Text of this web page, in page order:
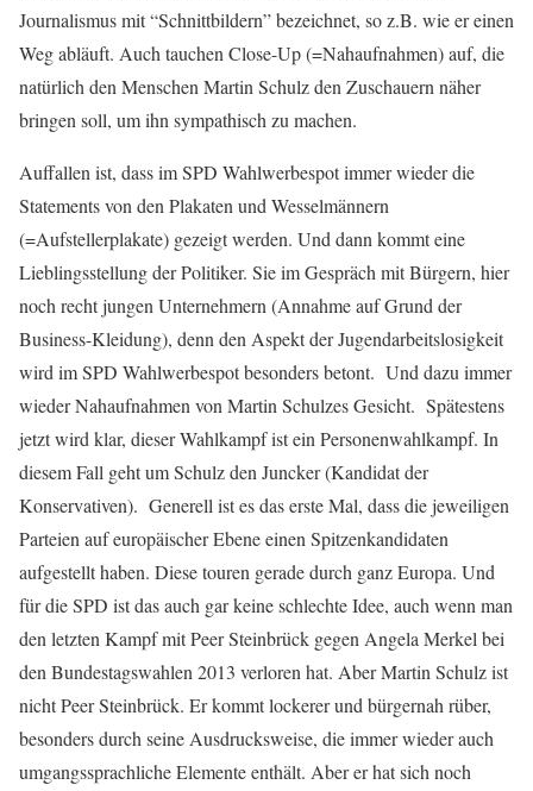
Journalismus mit “Schnittbildern” bezeichnet, so z.B. wie er einen
Weg abläuft. Auch tauchen Close-Up (=Nahaufnahmen) auf, die
natürlich den Menschen Martin Schulz den Zuschauern näher
bringen soll, um ihn sympathisch zu machen.
Auffallen ist, dass im SPD Wahlwerbespot immer wieder die
Statements von den Plakaten und Wesselmännern
(=Aufstellerplakate) gezeigt werden. Und dann kommt eine
Lieblingsstellung der Politiker. Sie im Gespräch mit Bürgern, hier
noch recht jungen Unternehmern (Annahme auf Grund der
Business-Kleidung), denn den Aspekt der Jugendarbeitslosigkeit
wird im SPD Wahlwerbespot besonders betont. Und dazu immer
wieder Nahaufnahmen von Martin Schulzes Gesicht. Spätestens
jetzt wird klar, dieser Wahlkampf ist ein Personenwahlkampf. In
diesem Fall geht um Schulz den Juncker (Kandidat der
Konservativen). Generell ist es das erste Mal, dass die jeweiligen
Parteien auf europäischer Ebene einen Spitzenkandidaten
aufgestellt haben. Diese touren gerade durch ganz Europa. Und
für die SPD ist das auch gar keine schlechte Idee, auch wenn man
den letzten Kampf mit Peer Steinbrück gegen Angela Merkel bei
den Bundestagswahlen 2013 verloren hat. Aber Martin Schulz ist
nicht Peer Steinbrück. Er kommt lockerer und bürgernah rüber,
besonders durch seine Ausdrucksweise, die immer wieder auch
umgangssprachliche Elemente enthält. Aber er hat sich noch